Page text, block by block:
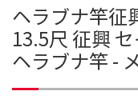
ヘラブナ竿征
13.5尺 征興
ヘラブナ竿 -